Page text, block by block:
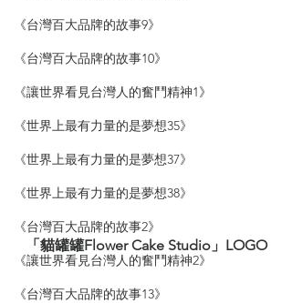
《台灣百大品牌的故事9》
《台灣百大品牌的故事10》
《讓世界看見台灣人的奮鬥精神1》
《世界上最有力量的是夢想35》
《世界上最有力量的是夢想37》
《世界上最有力量的是夢想38》
《台灣百大品牌的故事2》
《讓世界看見台灣人的奮鬥精神2》
《台灣百大品牌的故事13》
「貓罐罐Flower Cake Studio」LOGO